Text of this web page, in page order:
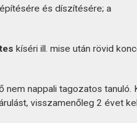
és díszítésére; a
kíséri ill. mise után rövid
nem nappali tagozatos tanuló.
visszamenőleg 2 évet